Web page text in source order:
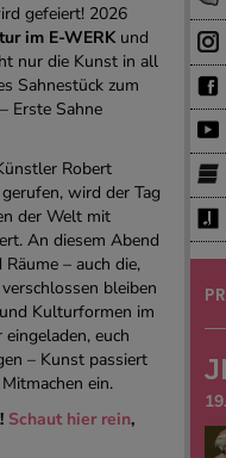
gefeiert! 2026
im E-WERKund
nur die Kunst in all
Sahnestück zum
Erste Sahne
Robert
wird der Tag
der Welt mit
An diesem Abend
– auch die,
bleiben
Kulturformen im
euch
– Kunst passiert
ein.
Schaut hier rein,